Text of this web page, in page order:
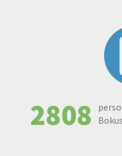
2808